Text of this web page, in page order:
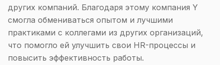
других компаний. Благодаря этому компания Y
смогла обмениваться опытом и лучшими
практиками с коллегами из других организаций,
что помогло ей улучшить свои HR-процессы и
повысить эффективность работы.